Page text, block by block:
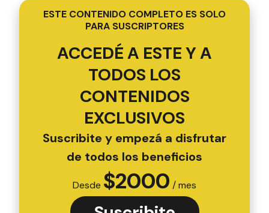
ESTE CONTENIDO COMPLETO ES SOLO
PARA SUSCRIPTORES
ACCEDÉ A ESTE Y A
TODOS LOS
CONTENIDOS
EXCLUSIVOS
Suscribite y empezá a disfrutar
de todos los beneficios
Desde $2000 / mes